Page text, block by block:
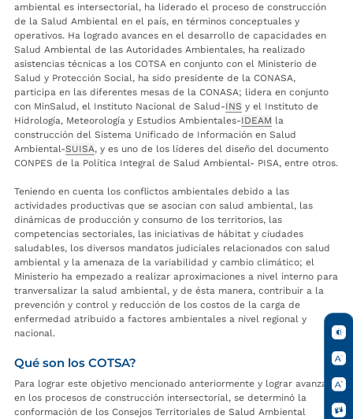
ambiental es intersectorial, ha liderado el proceso de construcción
de la Salud Ambiental en el país, en términos conceptuales y
operativos. Ha logrado avances en el desarrollo de capacidades en
Salud Ambiental de las Autoridades Ambientales, ha realizado
asistencias técnicas a los COTSA en conjunto con el Ministerio de
Salud y Protección Social, ha sido presidente de la CONASA,
participa en las diferentes mesas de la CONASA; lidera en conjunto
con MinSalud, el Instituto Nacional de Salud-INS y el Instituto de
Hidrología, Meteorología y Estudios Ambientales-IDEAM la
construcción del Sistema Unificado de Información en Salud
Ambiental-SUISA, y es uno de los líderes del diseño del documento
CONPES de la Política Integral de Salud Ambiental- PISA, entre otros.
Teniendo en cuenta los conflictos ambientales debido a las
actividades productivas que se asocian con salud ambiental, las
dinámicas de producción y consumo de los territorios, las
competencias sectoriales, las iniciativas de hábitat y ciudades
saludables, los diversos mandatos judiciales relacionados con salud
ambiental y la amenaza de la variabilidad y cambio climático; el
Ministerio ha empezado a realizar aproximaciones a nivel interno para
tranversalizar la salud ambiental, y de ésta manera, contribuir a la
prevención y control y reducción de los costos de la carga de
enfermedad atribuido a factores ambientales a nivel regional y
nacional.
Qué son los COTSA?
Para lograr este objetivo mencionado anteriormente y lograr avanzar
en los procesos de construcción intersectorial, se determinó la
conformación de los Consejos Territoriales de Salud Ambiental